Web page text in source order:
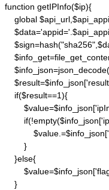
function getIPInfo($ip){
global
    if($result==1){
        }
    }else{
    }